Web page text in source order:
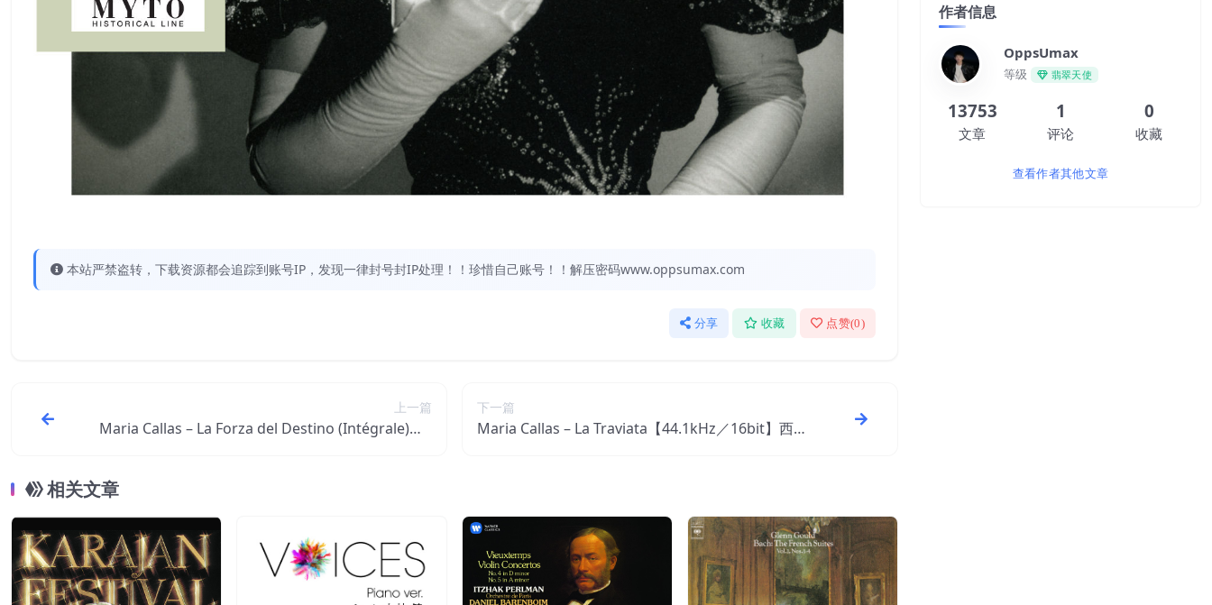
本站严禁盗转，下载资源都会追踪到账号IP，发现一律封号封IP处理！！珍惜自己账号！！解压密码www.oppsumax.com
分享 收藏 点赞(0)
上一篇
Maria Callas – La Forza del Destino (Intégrale)【4
下一篇
Maria Callas – La Traviata【44.1kHz／16bit】西班
相关文章
作者信息
OppsUmax
等级 翡翠天使
13753
文章
1
评论
0
收藏
查看作者其他文章